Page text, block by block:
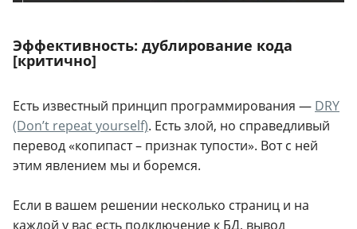
Эффективность: дублирование кода
[критично]
Есть известный принцип программирования — DRY
(Don’t repeat yourself). Есть злой, но справедливый
перевод «копипаст – признак тупости». Вот с ней
этим явлением мы и боремся.
Если в вашем решении несколько страниц и на
каждой у вас есть подключение к БД, вывод